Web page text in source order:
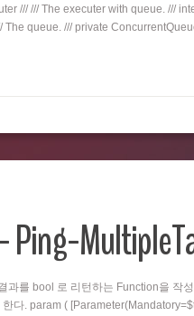
/// /// The executer with queue. ///
The queue. /// private
Ping-
과를 bool 로 리턴하는 Function을 작
다. param (